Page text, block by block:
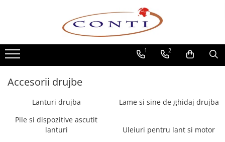
Toate Produsele
Casa si Gradina
Utilaje pentru gradina si accesorii
Atomizoare si Pulverizatoare
Drujbe si fierastraie cu lant
Fierastraie pentru busteni
Foarfeci de gradina
1 2
Accesorii drujbe
Lanturi drujba
Lame si sine de ghidaj drujba
Pile si dispozitive ascutit
lanturi
Uleiuri pentru lant si motor